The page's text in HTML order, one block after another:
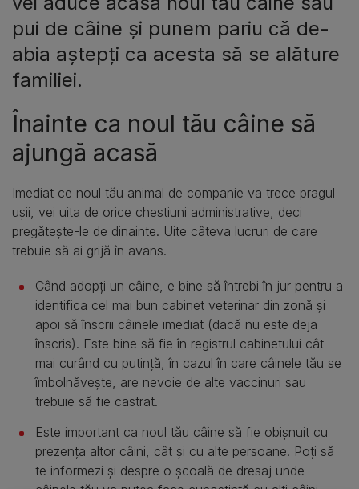
pui de câine și punem pariu că de-
abia aștepți ca acesta să se alăture
familiei.
Înainte ca noul tău câine să
ajungă acasă
Imediat ce noul tău animal de companie va trece pragul
ușii, vei uita de orice chestiuni administrative, deci
pregătește-le de dinainte. Uite câteva lucruri de care
trebuie să ai grijă în avans.
Când adopți un câine, e bine să întrebi în jur pentru a
identifica cel mai bun cabinet veterinar din zonă și
apoi să înscrii câinele imediat (dacă nu este deja
înscris). Este bine să fie în registrul cabinetului cât
mai curând cu putință, în cazul în care câinele tău se
îmbolnăvește, are nevoie de alte vaccinuri sau
trebuie să fie castrat.
Este important ca noul tău câine să fie obișnuit cu
prezența altor câini, cât și cu alte persoane. Poți să
te informezi și despre o școală de dresaj unde